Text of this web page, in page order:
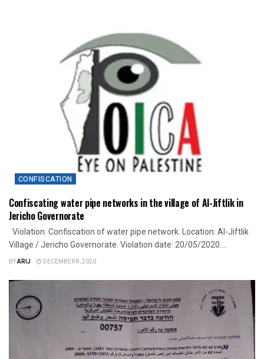
CONFISCATION
Confiscating water pipe networks in the village of Al-Jiftlik in
Jericho Governorate
Violation: Confiscation of water pipe network. Location: Al-Jiftlik
Village / Jericho Governorate. Violation date: 20/05/2020....
BYARIJ DECEMBER 8, 2020